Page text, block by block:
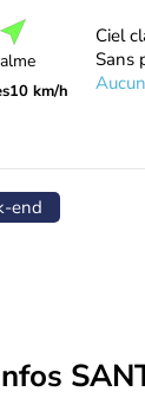
10 km/h
Ciel
Sans
end
Infos